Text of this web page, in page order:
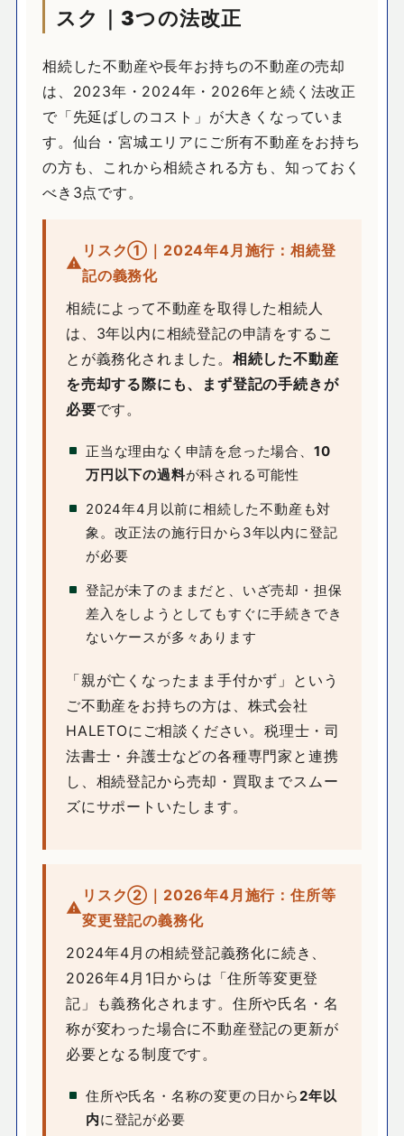
スク｜3つの法改正
相続した不動産や長年お持ちの不動産の売却
は、2023年・2024年・2026年と続く法改正
で「先延ばしのコスト」が大きくなっていま
す。仙台・宮城エリアにご所有不動産をお持ち
の方も、これから相続される方も、知っておく
べき3点です。
リスク①｜2024年4月施行：相続登
記の義務化
相続によって不動産を取得した相続人
は、3年以内に相続登記の申請をするこ
とが義務化されました。 相続した不動産
を売却する際にも、まず登記の手続きが
必要です。
正当な理由なく申請を怠った場合、 10
万円以下の過料が科される可能性
2024年4月以前に相続した不動産も対
象。改正法の施行日から3年以内に登記
が必要
登記が未了のままだと、いざ売却・担保
差入をしようとしてもすぐに手続きでき
ないケースが多々あります
「親が亡くなったまま手付かず」という
ご不動産をお持ちの方は、株式会社
HALETOにご相談ください。税理士・司
法書士・弁護士などの各種専門家と連携
し、相続登記から売却・買取までスムー
ズにサポートいたします。
リスク②｜2026年4月施行：住所等
変更登記の義務化
2024年4月の相続登記義務化に続き、
2026年4月1日からは「住所等変更登
記」も義務化されます。住所や氏名・名
称が変わった場合に不動産登記の更新が
必要となる制度です。
住所や氏名・名称の変更の日から2年以
内に登記が必要